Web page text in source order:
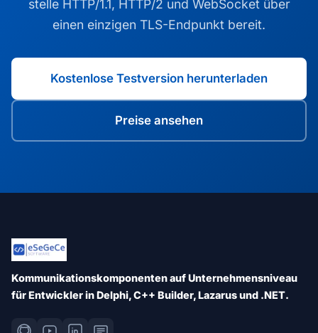
stelle HTTP/1.1, HTTP/2 und WebSocket über
einen einzigen TLS-Endpunkt bereit.
Kostenlose Testversion herunterladen
Preise ansehen
Kommunikationskomponenten auf Unternehmensniveau
für Entwickler in Delphi, C++ Builder, Lazarus und .NET.